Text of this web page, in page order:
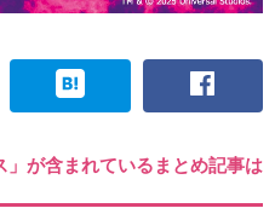
が含まれているまとめ記事は